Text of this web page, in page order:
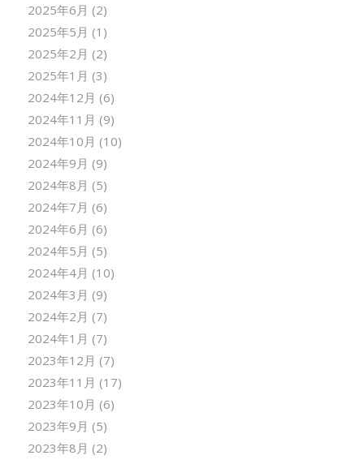
2025年6月 (2)
2025年5月 (1)
2025年2月 (2)
2025年1月 (3)
2024年12月 (6)
2024年11月 (9)
2024年10月 (10)
2024年9月 (9)
2024年8月 (5)
2024年7月 (6)
2024年6月 (6)
2024年5月 (5)
2024年4月 (10)
2024年3月 (9)
2024年2月 (7)
2024年1月 (7)
2023年12月 (7)
2023年11月 (17)
2023年10月 (6)
2023年9月 (5)
2023年8月 (2)